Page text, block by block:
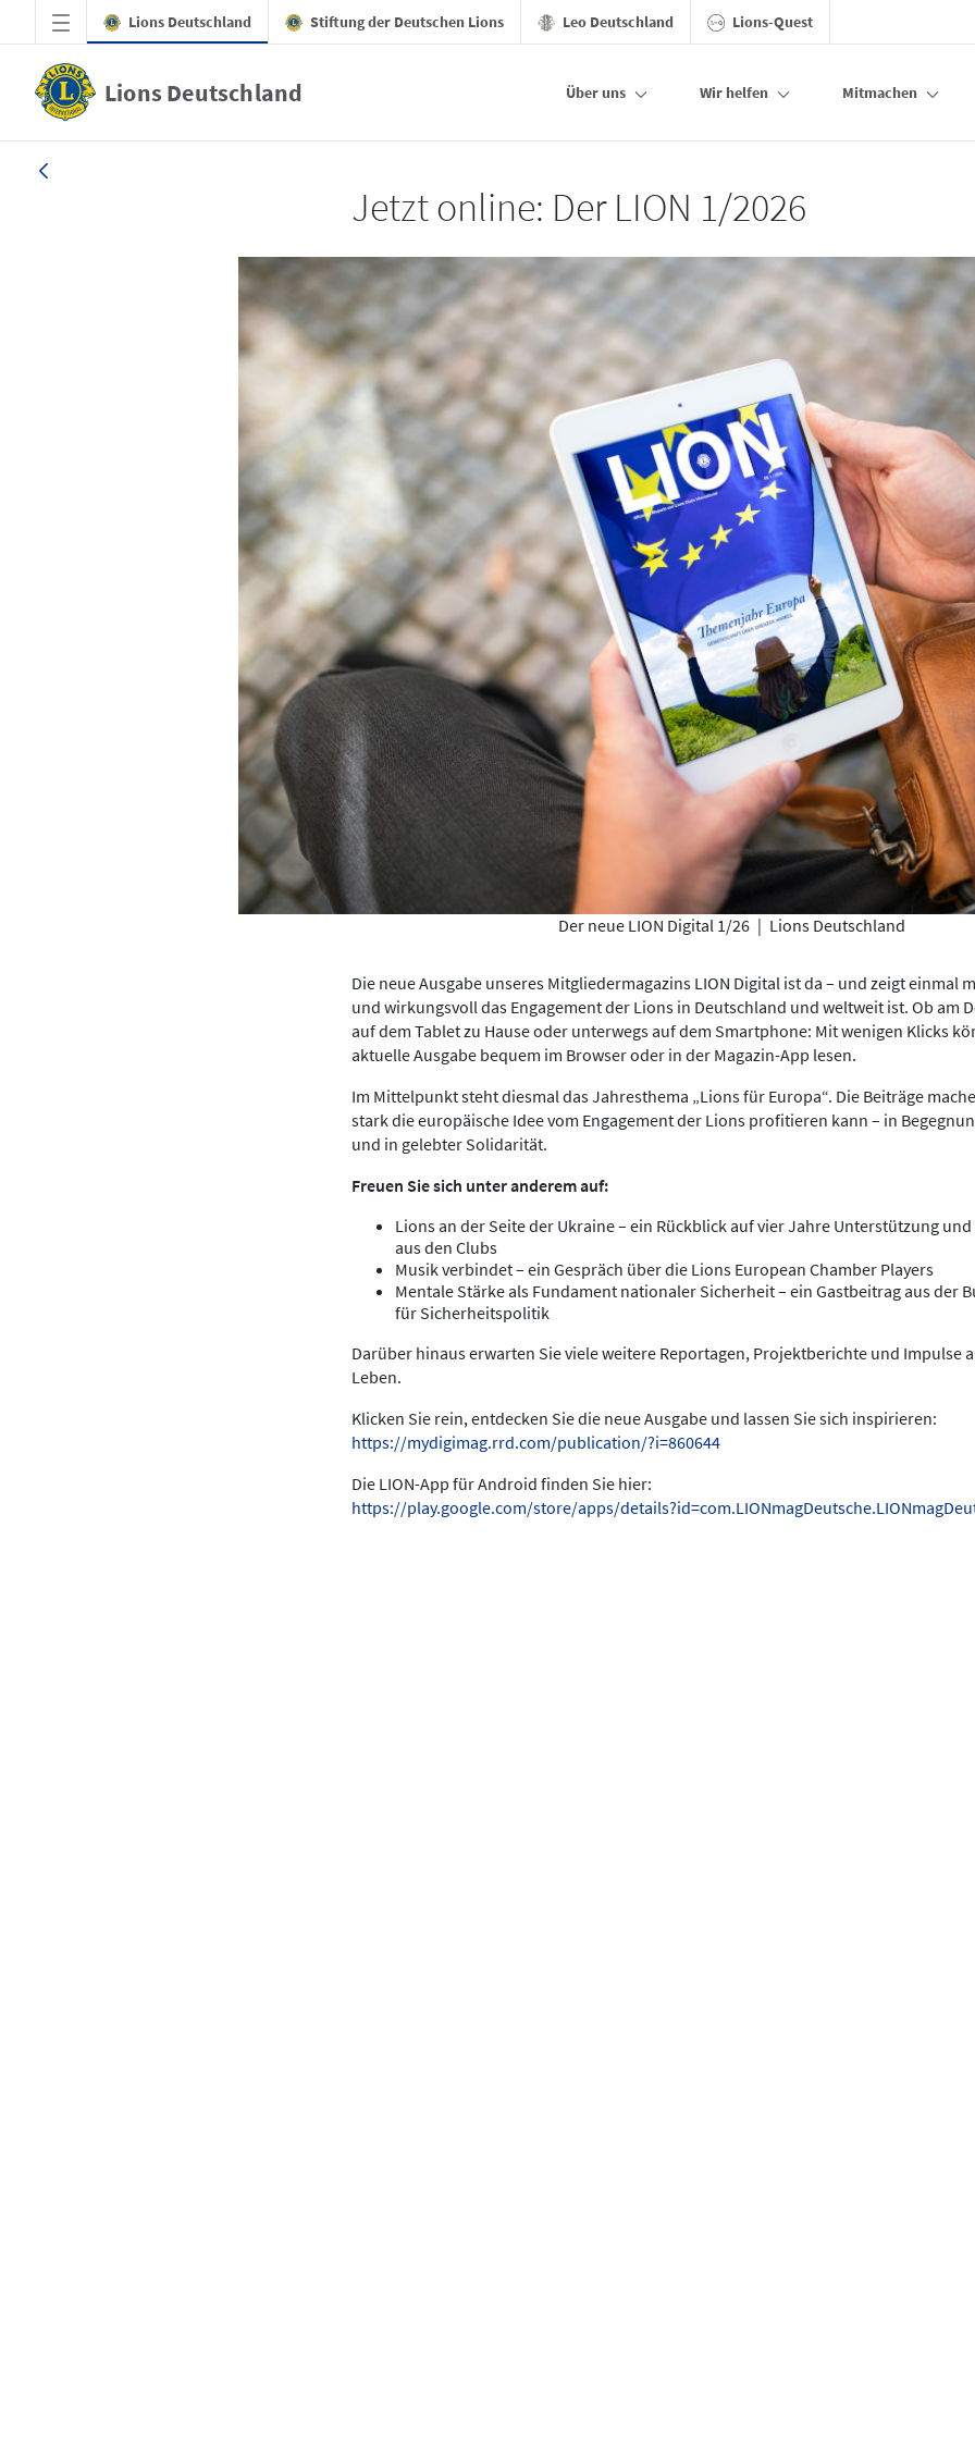
Zum Hauptinhalt springen
Lions Deutschland Stiftung der Deutschen Lions Leo Deutschland Lions-Quest
Lions Deutschland Über uns Wir helfen Mitmachen
Jetzt online: Der LION 1/2026
Der neue LION Digital 1/26 | Lions Deutschland
Die neue Ausgabe unseres Mitgliedermagazins LION Digital ist da – und zeigt einmal
und wirkungsvoll das Engagement der Lions in Deutschland und weltweit ist. Ob am
auf dem Tablet zu Hause oder unterwegs auf dem Smartphone: Mit wenigen Klicks
aktuelle Ausgabe bequem im Browser oder in der Magazin-App lesen.
Im Mittelpunkt steht diesmal das Jahresthema „Lions für Europa“. Die Beiträge
stark die europäische Idee vom Engagement der Lions profitieren kann – in
und in gelebter Solidarität.
Freuen Sie sich unter anderem auf:
Lions an der Seite der Ukraine – ein Rückblick auf vier Jahre Unterstützung
aus den Clubs
Musik verbindet – ein Gespräch über die Lions European Chamber Players
Mentale Stärke als Fundament nationaler Sicherheit – ein Gastbeitrag aus der
für Sicherheitspolitik
Darüber hinaus erwarten Sie viele weitere Reportagen, Projektberichte und Impulse
Leben.
Klicken Sie rein, entdecken Sie die neue Ausgabe und lassen Sie sich inspirieren:
https://mydigimag.rrd.com/publication/?i=860644
Die LION-App für Android finden Sie hier:
https://play.google.com/store/apps/